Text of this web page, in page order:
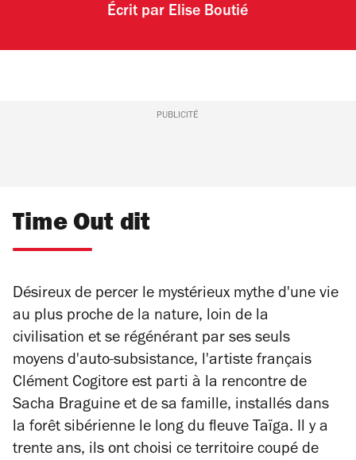
Écrit par Elise Boutié
PUBLICITÉ
Time Out dit
Désireux de percer le mystérieux mythe d'une vie
au plus proche de la nature, loin de la
civilisation et se régénérant par ses seuls
moyens d'auto-subsistance, l'artiste français
Clément Cogitore est parti à la rencontre de
Sacha Braguine et de sa famille, installés dans
la forêt sibérienne le long du fleuve Taïga. Il y a
trente ans, ils ont choisi ce territoire coupé de